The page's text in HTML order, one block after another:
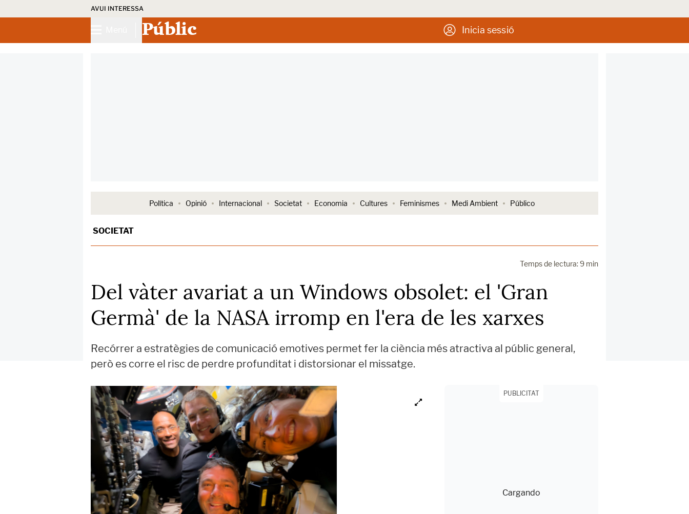
AVUI INTERESSA
Públic Inicia sessió
Política Opinió Internacional Societat Economia Cultures Feminismes Medi Ambient Público
SOCIETAT
Temps de lectura: 9 min
Del vàter avariat a un Windows obsolet: el 'Gran
Germà' de la NASA irromp en l'era de les xarxes
Recórrer a estratègies de comunicació emotives permet fer la ciència més atractiva al públic general,
però es corre el risc de perdre profunditat i distorsionar el missatge.
PUBLICITAT